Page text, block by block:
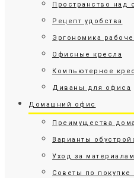
Пространство над
Рецепт удобства
Эргономика
Офисные кресла
Компьютерное
Диваны для офиса
Домашний офис
Преимущества
Варианты
Уход за
Советы по покупке